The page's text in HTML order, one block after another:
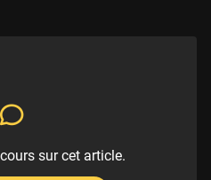
sur cet article.